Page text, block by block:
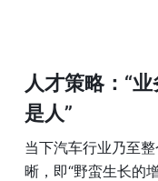
人才策略：“
是人”
当下汽车行业乃至
晰，即“野蛮生长的